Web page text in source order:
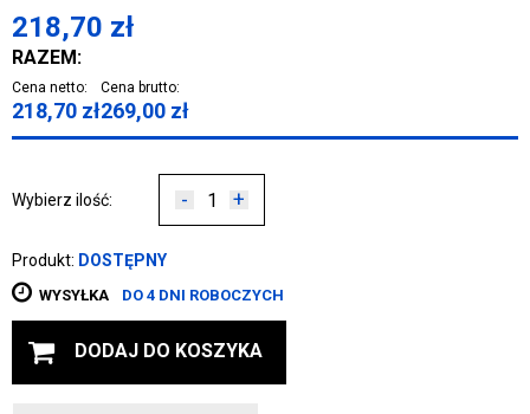
218,70 zł
RAZEM:
Cena netto:
218,70 zł
Cena brutto:
269,00 zł
Wybierz ilość: - +
Produkt: DOSTĘPNY
WYSYŁKA DO 4 DNI ROBOCZYCH
DODAJ DO KOSZYKA